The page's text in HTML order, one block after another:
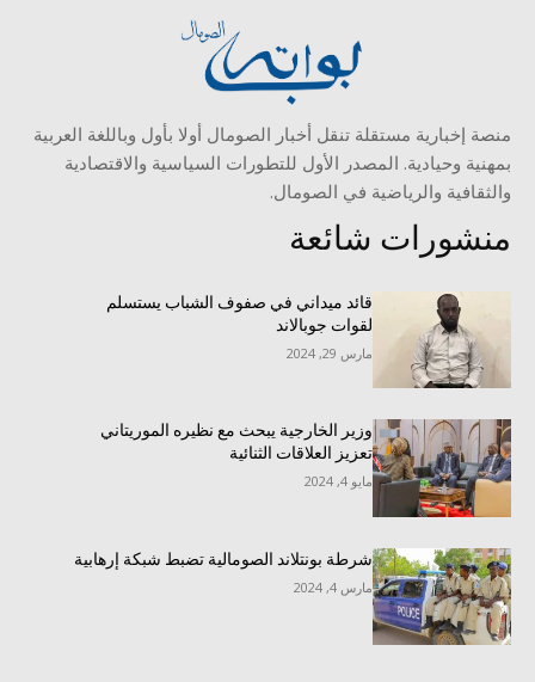
منصة إخبارية مستقلة تنقل أخبار الصومال أولا بأول وباللغة العربية
بمهنية وحيادية. المصدر الأول للتطورات السياسية والاقتصادية
والثقافية والرياضية في الصومال.
منشورات شائعة
قائد ميداني في صفوف الشباب يستسلم
لقوات جوبالاند
مارس 29, 2024
وزير الخارجية يبحث مع نظيره الموريتاني
تعزيز العلاقات الثنائية
مايو 4, 2024
شرطة بونتلاند الصومالية تضبط شبكة إرهابية
مارس 4, 2024